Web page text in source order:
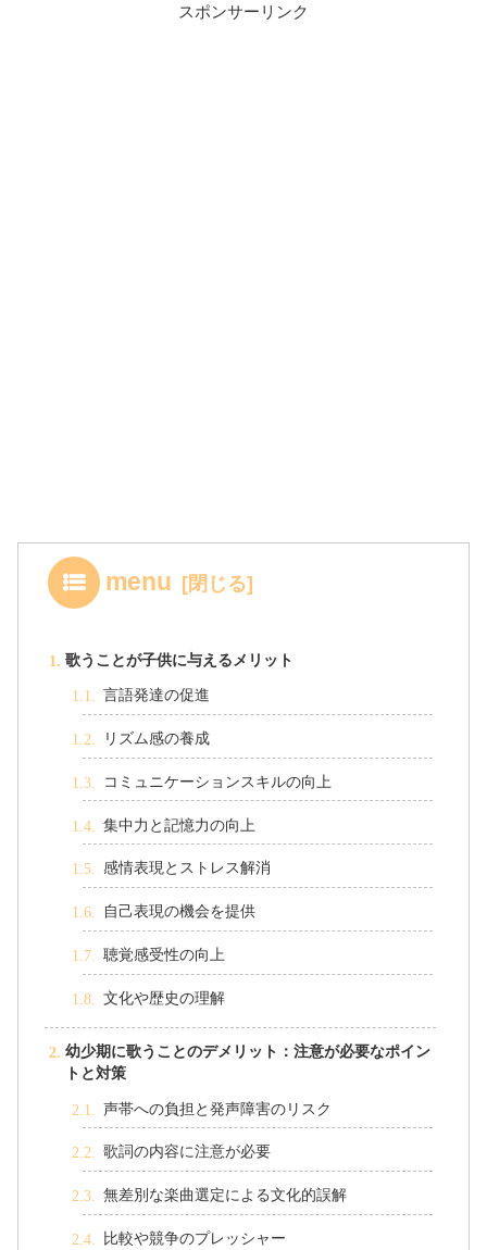
スポンサーリンク
menu
歌うことが子供に与えるメリット
言語発達の促進
リズム感の養成
コミュニケーションスキルの向上
集中力と記憶力の向上
感情表現とストレス解消
自己表現の機会を提供
聴覚感受性の向上
文化や歴史の理解
幼少期に歌うことのデメリット：注意が必要なポイン
トと対策
声帯への負担と発声障害のリスク
歌詞の内容に注意が必要
無差別な楽曲選定による文化的誤解
比較や競争のプレッシャー